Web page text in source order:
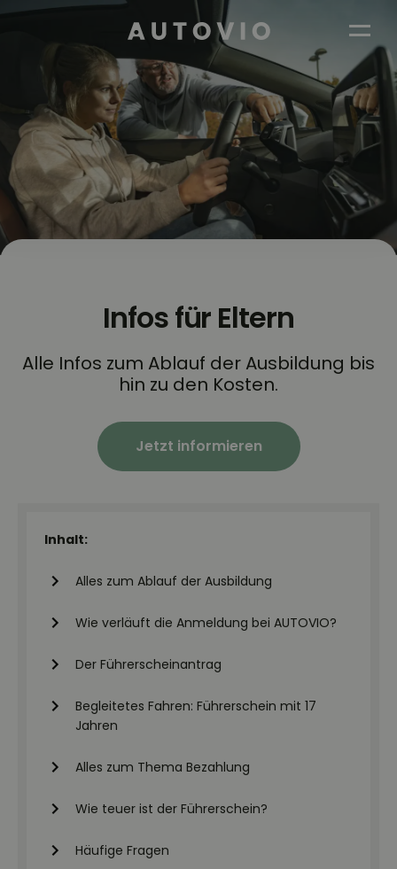
AUTOVIO
Infos für Eltern
Alle Infos zum Ablauf der Ausbildung bis
hin zu den Kosten.
Jetzt informieren
Inhalt:
Alles zum Ablauf der Ausbildung
Wie verläuft die Anmeldung bei AUTOVIO?
Der Führerscheinantrag
Begleitetes Fahren: Führerschein mit 17
Jahren
Alles zum Thema Bezahlung
Wie teuer ist der Führerschein?
Häufige Fragen